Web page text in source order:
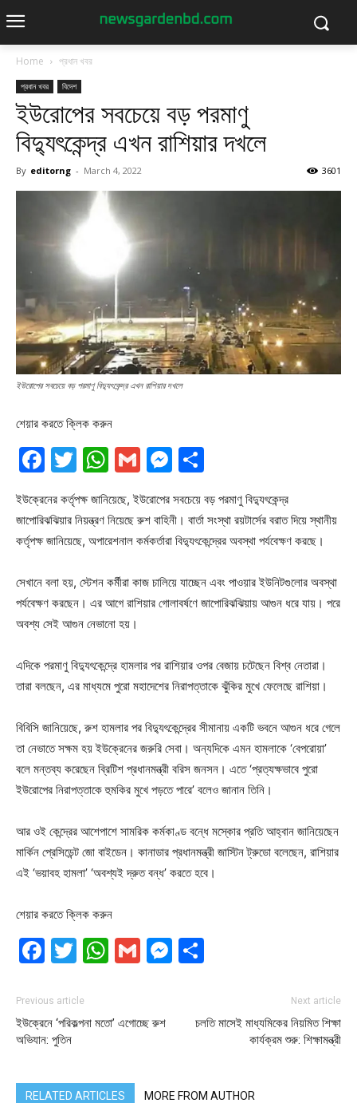
Home প্রধান খবর
প্রধান খবর বিদেশ
ইউরোপের সবচেয়ে বড় পরমাণু
বিদ্যুৎকেন্দ্র এখন রাশিয়ার দখলে
By editorng - March 4, 2022 3601
ইউরোপের সবচেয়ে বড় পরমাণু বিদ্যুৎকেন্দ্র এখন রাশিয়ার দখলে
শেয়ার করতে ক্লিক করুন
Facebook
Twitter
WhatsApp
GmailMessenger
ইউক্রেনের কর্তৃপক্ষ জানিয়েছে, ইউরোপের সবচেয়ে বড় পরমাণু বিদ্যুৎকেন্দ্র
জাপোরিঝঝিয়ার নিয়ন্ত্রণ নিয়েছে রুশ বাহিনী। বার্তা সংস্থা রয়টার্সের বরাত দিয়ে স্থানীয়
কর্তৃপক্ষ জানিয়েছে, অপারেশনাল কর্মকর্তারা বিদ্যুৎকেন্দ্রের অবস্থা পর্যবেক্ষণ করছে।
সেখানে বলা হয়, স্টেশন কর্মীরা কাজ চালিয়ে যাচ্ছেন এবং পাওয়ার ইউনিটগুলোর অবস্থা
পর্যবেক্ষণ করছেন। এর আগে রাশিয়ার গোলাবর্ষণে জাপোরিঝঝিয়ায় আগুন ধরে যায়। পরে
অবশ্য সেই আগুন নেভানো হয়।
এদিকে পরমাণু বিদ্যুৎকেন্দ্রে হামলার পর রাশিয়ার ওপর বেজায় চটেছেন বিশ্ব নেতারা।
তারা বলছেন, এর মাধ্যমে পুরো মহাদেশের নিরাপত্তাকে ঝুঁকির মুখে ফেলেছে রাশিয়া।
বিবিসি জানিয়েছে, রুশ হামলার পর বিদ্যুৎকেন্দ্রের সীমানায় একটি ভবনে আগুন ধরে গেলে
তা নেভাতে সক্ষম হয় ইউক্রেনের জরুরি সেবা। অন্যদিকে এমন হামলাকে ‘বেপরোয়া’
বলে মন্তব্য করেছেন ব্রিটিশ প্রধানমন্ত্রী বরিস জনসন। এতে ‘প্রত্যক্ষভাবে পুরো
ইউরোপের নিরাপত্তাকে হুমকির মুখে পড়তে পারে’ বলেও জানান তিনি।
আর ওই কেন্দ্রের আশেপাশে সামরিক কর্মকাণ্ড বন্ধে মস্কোর প্রতি আহ্বান জানিয়েছেন
মার্কিন প্রেসিডেন্ট জো বাইডেন। কানাডার প্রধানমন্ত্রী জাস্টিন ট্রুডো বলেছেন, রাশিয়ার
এই ‘ভয়াবহ হামলা’ ‘অবশ্যই দ্রুত বন্ধ’ করতে হবে।
শেয়ার করতে ক্লিক করুন
Facebook
Twitter
WhatsApp
GmailMessenger
Previous article
ইউক্রেনে ‘পরিকল্পনা মতো’ এগোচ্ছে রুশ
অভিযান: পুতিন
Next article
চলতি মাসেই মাধ্যমিকের নিয়মিত শিক্ষা
কার্যক্রম শুরু: শিক্ষামন্ত্রী
RELATED ARTICLES MORE FROM AUTHOR